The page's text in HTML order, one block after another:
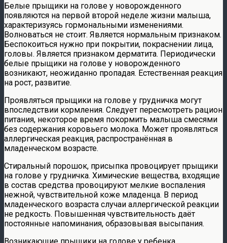
Белые прыщики на голове у новорожденного
появляются на первой второй неделе жизни малыша,
характеризуясь гормональными изменениями.
Волноваться не стоит. Является нормальным признаком.
Беспокоиться нужно при покрытии, покраснении лица,
головы. Является признаком дерматита. Периодически
белые прыщики на голове у новорожденного
возникают, неожиданно пропадая. Естественная реакция
на рост, развитие.
Проявляться прыщики на голове у грудничка могут
впоследствии кормления. Следует пересмотреть рацион
питания, некоторое время покормить малыша смесями
без содержания коровьего молока. Может проявляться
аллергическая реакция, распространённая в
младенческом возрасте.
Стиральный порошок, присыпка провоцирует прыщики
на голове у грудничка. Химические вещества, входящие
в состав средства провоцируют мелкие воспаления
нежной, чувствительной коже младенца. В период
младенческого возраста случаи аллергической реакции
не редкость. Повышенная чувствительность даёт
постоянные напоминания, образовывая высыпания.